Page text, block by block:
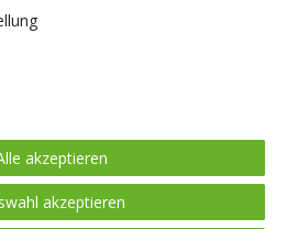
akzeptieren
akzeptieren